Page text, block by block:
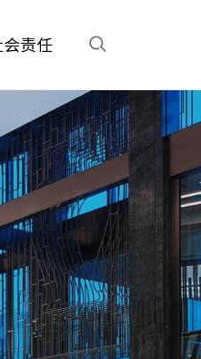
会责任